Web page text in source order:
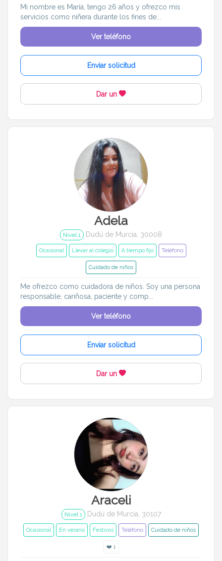
Mi nombre es María, tengo 26 años y ofrezco mis
servicios como niñera durante los fines de...
Ver teléfono
Enviar solicitud
Dar un
Adela
Nivel 1 Dudú de Murcia, 30008
Ocasional Llevar al colegio A tiempo fijo Teléfono
Cuidado de niños
Me ofrezco como cuidadora de niños. Soy una persona
responsable, cariñosa, paciente y comp...
Ver teléfono
Enviar solicitud
Dar un
Araceli
Nivel 1 Dudú de Murcia, 30107
Ocasional En verano Festivos Teléfono Cuidado de niños
❤️ 1